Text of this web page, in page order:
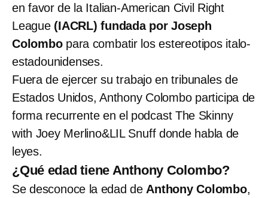
en favor de la Italian-American Civil Right
League(IACRL) fundada por Joseph
Colombopara combatir los estereotipos italo-
estadounidenses.
Fuera de ejercer su trabajo en tribunales de
Estados Unidos, Anthony Colombo participa de
forma recurrente en el podcast The Skinny
with Joey Merlino&LIL Snuff donde habla de
leyes.
¿Qué edad tiene Anthony Colombo?
Se desconoce la edad de Anthony Colombo,